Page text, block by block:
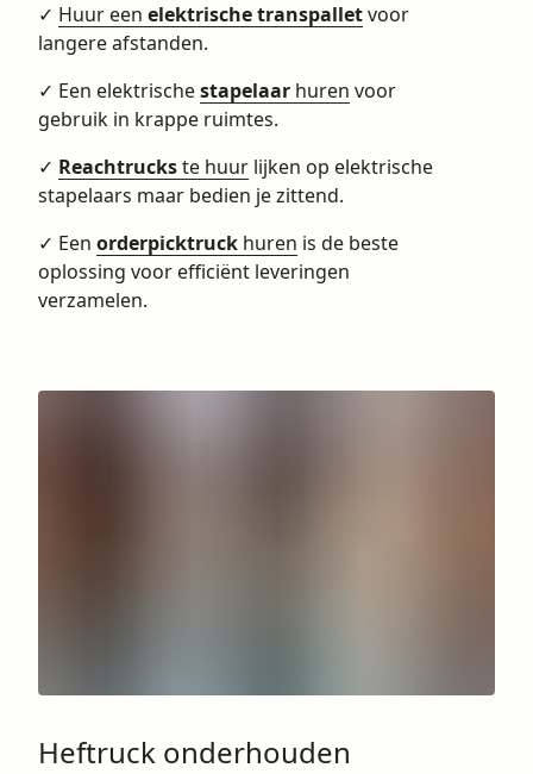
✓ Huur een elektrische transpalletvoor
langere afstanden.
✓ Een elektrischestapelaar huren voor
gebruik in krappe ruimtes.
✓ Reachtruckste huur lijken op elektrische
stapelaars maar bedien je zittend.
✓ Een orderpicktruck huren is de beste
oplossing voor efficiënt leveringen
verzamelen.
Heftruck onderhouden